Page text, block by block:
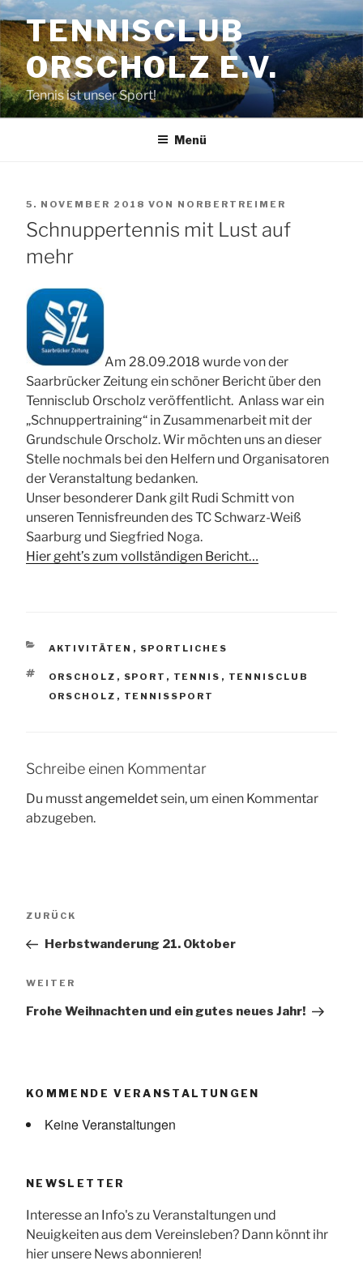
Zum
Inhalt
springenTENNISCLUB
ORSCHOLZ E.V.
Tennis ist unser Sport!
Menü
VERÖFFENTLICHT
AM
5. NOVEMBER 2018 VON NORBERTREIMER
Schnuppertennis mit Lust auf
mehr
Am 28.09.2018 wurde von der
Saarbrücker Zeitung ein schöner Bericht über den
Tennisclub Orscholz veröffentlicht. Anlass war ein
„Schnuppertraining“ in Zusammenarbeit mit der
Grundschule Orscholz. Wir möchten uns an dieser
Stelle nochmals bei den Helfern und Organisatoren
der Veranstaltung bedanken.
Unser besonderer Dank gilt Rudi Schmitt von
unseren Tennisfreunden des TC Schwarz-Weiß
Saarburg und Siegfried Noga.
Hier geht’s zum vollständigen Bericht…
KATEGORIEN
AKTIVITÄTEN , SPORTLICHES
SCHLAGWÖRTER
ORSCHOLZ , SPORT , TENNIS , TENNISCLUB
ORSCHOLZ , TENNISSPORT
Schreibe einen Kommentar
Du musstangemeldetsein, um einen Kommentar
abzugeben.
Vorheriger
ZURÜCK
Herbstwanderung 21. Oktober
Nächster
WEITER
Frohe Weihnachten und ein gutes neues Jahr!
KOMMENDE VERANSTALTUNGEN
Keine Veranstaltungen
NEWSLETTER
Interesse an Info's zu Veranstaltungen und
Neuigkeiten aus dem Vereinsleben? Dann könnt ihr
hier unsere News abonnieren!